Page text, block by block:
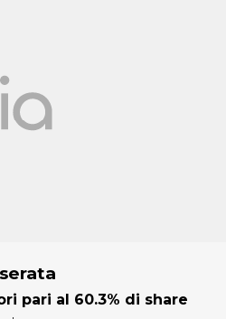
pari al 60.3% di share